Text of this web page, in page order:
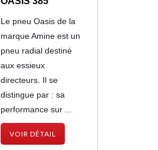
Le pneu Oasis de la
marque Amine est un
pneu radial destiné
aux essieux
directeurs. Il se
distingue par : sa
performance sur ...
VOIR DÉTAIL